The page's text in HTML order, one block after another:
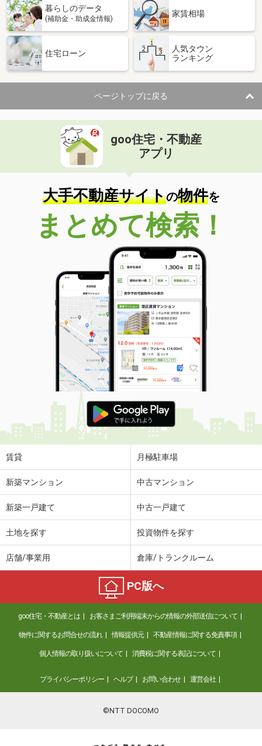
暮らしのデータ
(補助金・助成金情報)
家賃相場
住宅ローン
人気タウン
ランキング
ページトップに戻る
goo住宅・不動産
アプリ
大手不動産サイトの物件を
まとめて検索！
賃貸 月極駐車場
新築マンション 中古マンション
新築一戸建て 中古一戸建て
土地を探す 投資物件を探す
店舗/事業用 倉庫/トランクルーム
PC版へ
goo住宅・不動産とは お客さまご利用端末からの情報の外部送信について
物件に関するお問合せの流れ 情報提供元 不動産情報に関する免責事項
個人情報の取り扱いについて 消費税に関する表記について
プライバシーポリシー ヘルプ お問い合わせ 運営会社
©NTT DOCOMO